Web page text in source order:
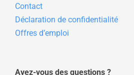
Contact
Déclaration de confidentialité
Offres d’emploi
Avez-vous des questions ?